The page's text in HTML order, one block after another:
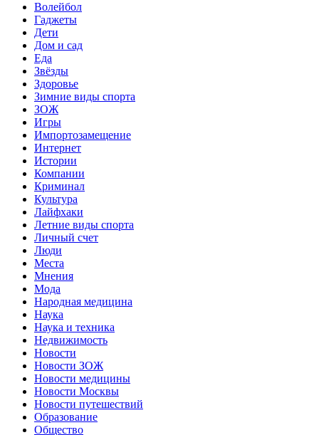
Волейбол
Гаджеты
Дети
Дом и сад
Еда
Звёзды
Здоровье
Зимние виды спорта
ЗОЖ
Игры
Импортозамещение
Интернет
Истории
Компании
Криминал
Культура
Лайфхаки
Летние виды спорта
Личный счет
Люди
Места
Мнения
Мода
Народная медицина
Наука
Наука и техника
Недвижимость
Новости
Новости ЗОЖ
Новости медицины
Новости Москвы
Новости путешествий
Образование
Общество